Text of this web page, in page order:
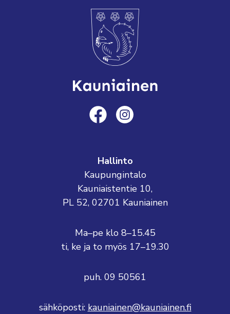
Hallinto
Kaupungintalo
Kauniaistentie 10,
PL 52, 02701 Kauniainen
Ma–pe klo 8–15.45
ti, ke ja to myös 17–19.30
puh. 09 50561
sähköposti: kauniainen@kauniainen.fi